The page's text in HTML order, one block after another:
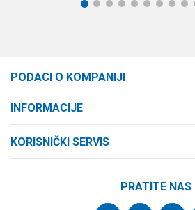
1 2 3 4 5 6 7 8 9
PODACI O KOMPANIJI
Cara Dušana 47
INFORMACIJE
KORISNIČKI SERVIS
PRATITE NAS